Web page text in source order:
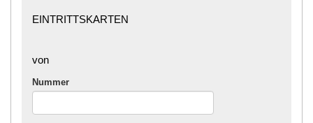
EINTRITTSKARTEN
von
Nummer